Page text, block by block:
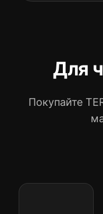
Для
Покупайте